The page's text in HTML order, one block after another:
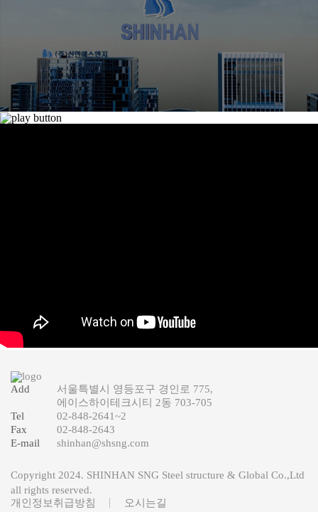
Add
서울특별시 영등포구 경인로 775,
에이스하이테크시티 2동 703-705
Tel
02-848-2641~2
Fax
02-848-2643
E-mail
shinhan@shsng.com
Copyright 2024. SHINHAN SNG Steel structure & Global Co.,Ltd
all rights reserved.
개인정보취급방침
오시는길